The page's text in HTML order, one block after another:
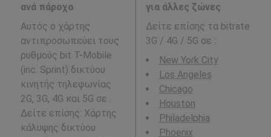
ανά πάροχο
Αυτός ο χάρτης
αντιπροσωπεύει τους
ρυθμούς bit T-Mobile
(inc. Sprint) δικτύου
κινητής τηλεφωνίας
2G, 3G, 4G και 5G σε .
Δείτε επίσης: Χάρτης
κάλυψης δικτύου
για άλλες ζώνες
Δείτε επίσης τα bitrate
3G / 4G / 5G σε :
New York City
Los Angeles
Chicago
Houston
Philadelphia
Phoenix